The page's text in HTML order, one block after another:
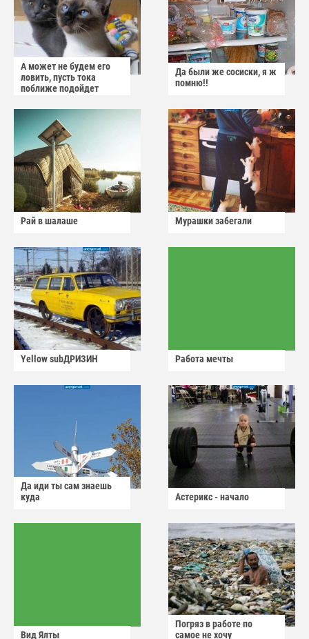
А может не будем его
ловить, пусть тока
поближе подойдет
Да были же сосиски, я ж
помню!!
Рай в шалаше Мурашки забегали
Yellow subДРИЗИН Работа мечты
Да иди ты сам знаешь
куда
Астерикс - начало
Вид Ялты
Погряз в работе по
самое не хочу